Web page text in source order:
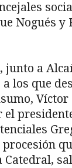
Nogués y
junto a
los que
Víctor
el
Catedral,